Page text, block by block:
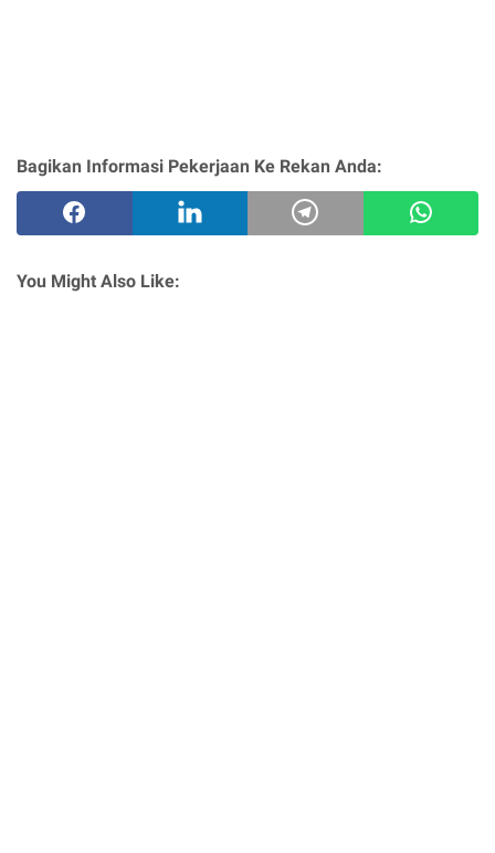
Bagikan Informasi Pekerjaan Ke Rekan Anda:
You Might Also Like: